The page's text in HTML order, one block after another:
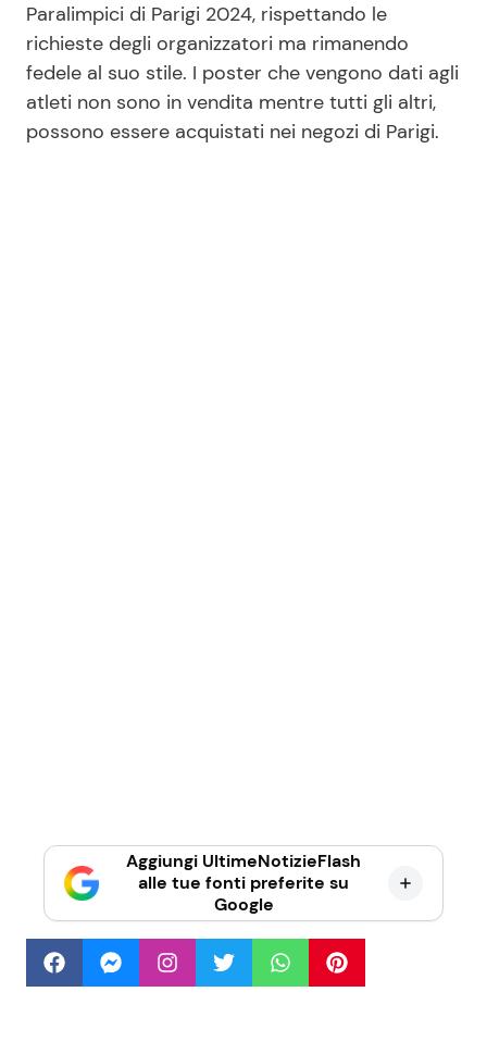
Paralimpici di Parigi 2024, rispettando le
richieste degli organizzatori ma rimanendo
fedele al suo stile. I poster che vengono dati agli
atleti non sono in vendita mentre tutti gli altri,
possono essere acquistati nei negozi di Parigi.
Aggiungi UltimeNotizieFlash
alle tue fonti preferite su
Google